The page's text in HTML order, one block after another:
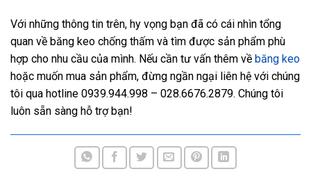
Với những thông tin trên, hy vọng bạn đã có cái nhìn tổng
quan về băng keo chống thấm và tìm được sản phẩm phù
hợp cho nhu cầu của mình. Nếu cần tư vấn thêm về băng keo
hoặc muốn mua sản phẩm, đừng ngần ngại liên hệ với chúng
tôi qua hotline 0939.944.998 – 028.6676.2879. Chúng tôi
luôn sẵn sàng hỗ trợ bạn!